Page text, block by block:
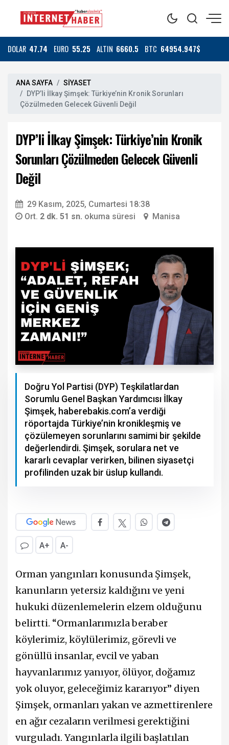
DOLAR 47.74 EURO 55.25 ALTIN 6660.5 BTC 64954.947$
ANA SAYFA
SİYASET
DYP’li İlkay Şimşek: Türkiye’nin Kronik Sorunları
Çözülmeden Gelecek Güvenli Değil
DYP’li İlkay Şimşek: Türkiye’nin Kronik
Sorunları Çözülmeden Gelecek Güvenli
Değil
29 Kasım, 2025, Cumartesi 18:38
Ort. 2 dk. 51 sn. okuma süresi Manisa
Doğru Yol Partisi (DYP) Teşkilatlardan
Sorumlu Genel Başkan Yardımcısı İlkay
Şimşek, haberebakis.com’a verdiği
röportajda Türkiye’nin kronikleşmiş ve
çözülemeyen sorunlarını samimi bir şekilde
değerlendirdi. Şimşek, sorulara net ve
kararlı cevaplar verirken, bilinen siyasetçi
profilinden uzak bir üslup kullandı.
A+ A-
Orman yangınları konusunda Şimşek,
kanunların yetersiz kaldığını ve yeni
hukuki düzenlemelerin elzem olduğunu
belirtti. “Ormanlarımızla beraber
köylerimiz, köylülerimiz, görevli ve
gönüllü insanlar, evcil ve yaban
hayvanlarımız yanıyor, ölüyor, doğamız
yok oluyor, geleceğimiz kararıyor” diyen
Şimşek, ormanları yakan ve azmettirenlere
en ağır cezaların verilmesi gerektiğini
vurguladı. Yangınlarla ilgili başlatılan